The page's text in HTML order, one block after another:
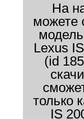
На
можете
Lexus
(id
только
IS